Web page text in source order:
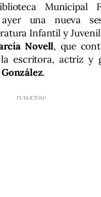
Municipal
una nueva
Infantil y
Novell, que
escritora, actriz y
.